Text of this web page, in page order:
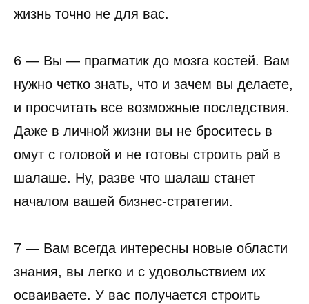
жизнь точно не для вас.
6 — Вы — прагматик до мозга костей. Вам
нужно четко знать, что и зачем вы делаете,
и просчитать все возможные последствия.
Даже в личной жизни вы не броситесь в
омут с головой и не готовы строить рай в
шалаше. Ну, разве что шалаш станет
началом вашей бизнес-стратегии.
7 — Вам всегда интересны новые области
знания, вы легко и с удовольствием их
осваиваете. У вас получается строить